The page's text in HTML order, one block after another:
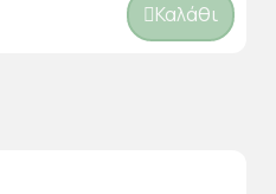
Καλάθι